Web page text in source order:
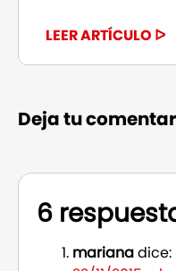
LEER ARTÍCULO ᐅ
Deja tu
6
marianadice: